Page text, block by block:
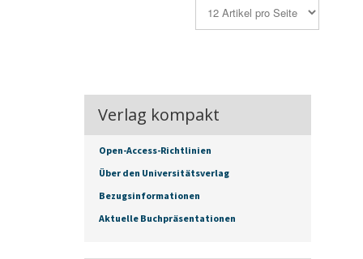
Verlag kompakt
Open-Access-Richtlinien
Über den Universitätsverlag
Bezugsinformationen
Aktuelle Buchpräsentationen